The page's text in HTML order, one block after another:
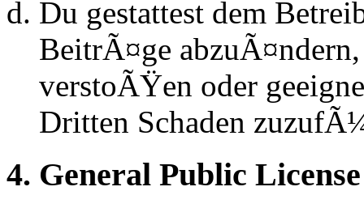
Du gestattest dem
BeitrÃ¤ge
verstoÃŸen oder
Dritten Schaden
4. General Public License